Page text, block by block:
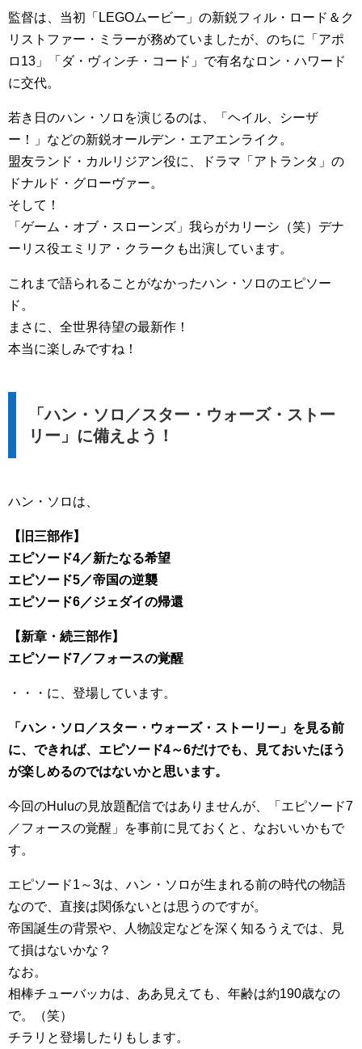
監督は、当初「LEGOムービー」の新鋭フィル・ロード＆ク
リストファー・ミラーが務めていましたが、のちに「アポ
ロ13」「ダ・ヴィンチ・コード」で有名なロン・ハワード
に交代。
若き日のハン・ソロを演じるのは、「ヘイル、シーザ
ー！」などの新鋭オールデン・エアエンライク。
盟友ランド・カルリジアン役に、ドラマ「アトランタ」の
ドナルド・グローヴァー。
そして！
「ゲーム・オブ・スローンズ」我らがカリーシ（笑）デナ
ーリス役エミリア・クラークも出演しています。
これまで語られることがなかったハン・ソロのエピソー
ド。
まさに、全世界待望の最新作！
本当に楽しみですね！
「ハン・ソロ／スター・ウォーズ・ストー
リー」に備えよう！
ハン・ソロは、
【旧三部作】
エピソード4／新たなる希望
エピソード5／帝国の逆襲
エピソード6／ジェダイの帰還
【新章・続三部作】
エピソード7／フォースの覚醒
・・・に、登場しています。
「ハン・ソロ／スター・ウォーズ・ストーリー」を見る前
に、できれば、エピソード4～6だけでも、見ておいたほう
が楽しめるのではないかと思います。
今回のHuluの見放題配信ではありませんが、「エピソード7
／フォースの覚醒」を事前に見ておくと、なおいいかもで
す。
エピソード1～3は、ハン・ソロが生まれる前の時代の物語
なので、直接は関係ないとは思うのですが。
帝国誕生の背景や、人物設定などを深く知るうえでは、見
て損はないかな？
なお。
相棒チューバッカは、ああ見えても、年齢は約190歳なの
で。（笑）
チラリと登場したりもします。